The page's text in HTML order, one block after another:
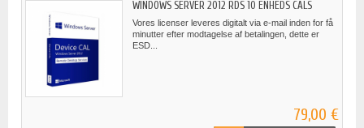
WINDOWS SERVER 2012 RDS 10 ENHEDS CALS
Vores licenser leveres digitalt via e-mail inden for få
minutter efter modtagelse af betalingen, dette er
ESD...
79,00 €